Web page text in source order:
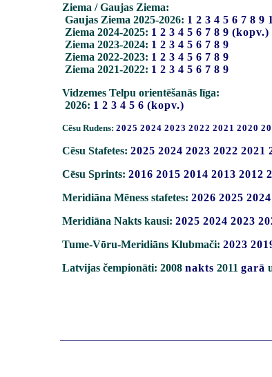
Ziema / Gaujas Ziema:
Gaujas Ziema 2025-2026: 1 2 3 4 5 6 7 8 9
Ziema 2024-2025: 1 2 3 4 5 6 7 8 9 (kopv.)
Ziema 2023-2024: 1 2 3 4 5 6 7 8 9
Ziema 2022-2023: 1 2 3 4 5 6 7 8 9
Ziema 2021-2022: 1 2 3 4 5 6 7 8 9
Vidzemes Telpu orientēšanās līga:
2026: 1 2 3 4 5 6 (kopv.)
Cēsu Rudens: 2025 2024 2023 2022 2021 2020
Cēsu Stafetes: 2025 2024 2023 2022 2021
Cēsu Sprints: 2016 2015 2014 2013 2012
Meridiāna Mēness stafetes: 2026 2025 2024
Meridiāna Nakts kausi: 2025 2024 2023
Tume-Vōru-Meridiāns Klubmači: 2023
Latvijas čempionāti: 2008 nakts 2011 garā